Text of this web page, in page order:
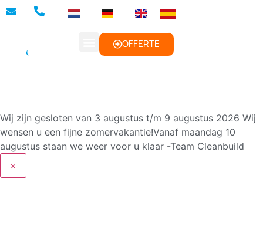
OFFERTE
Wij zijn gesloten van 3 augustus t/m 9 augustus 2026 Wij
wensen u een fijne zomervakantie!Vanaf maandag 10
augustus staan we weer voor u klaar -Team Cleanbuild
×